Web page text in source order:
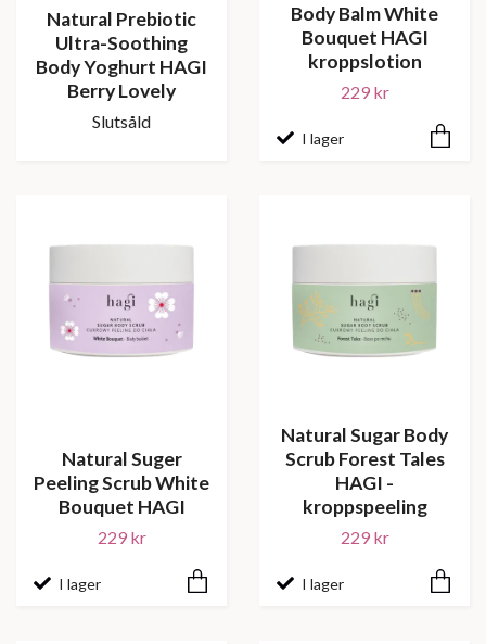
Natural Prebiotic
Ultra-Soothing
Body Yoghurt HAGI
Berry Lovely
Slutsåld
Body Balm White
Bouquet HAGI
kroppslotion
229 kr
I lager
Natural Suger
Peeling Scrub White
Bouquet HAGI
229 kr
I lager
Natural Sugar Body
Scrub Forest Tales
HAGI -
kroppspeeling
229 kr
I lager